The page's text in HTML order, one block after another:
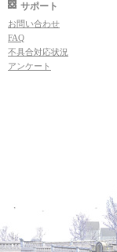
サポート
お問い合わせ
FAQ
不具合対応状況
アンケート